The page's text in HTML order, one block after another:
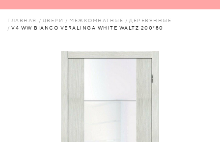
ГЛАВНАЯ ДВЕРИ МЕЖКОМНАТНЫЕ
ДЕРЕВЯННЫЕ
V4 WW BIANCO VERALINGA WHITE WALTZ 200*80